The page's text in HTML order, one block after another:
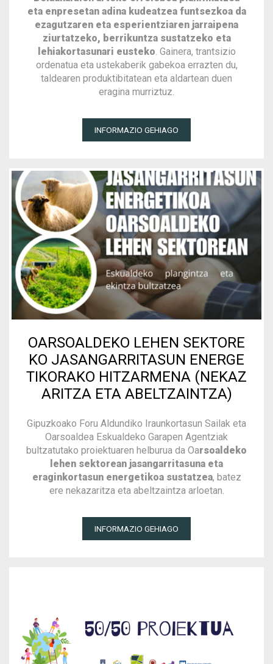
eta enpresetan adina kudeatzea funtsezkoa da
ezagutzaren eta esperientziaren jarraipena
ziurtatzeko, berrikuntza sustatzeko eta
lehiakortasunari eusteko. Gainera, trantsizio
ordenatua eta ustekaberik gabekoa errazten du,
taldearen produktibitatean eta aldartean duen
eragina murriztuz.
INFORMAZIO GEHIAGO
OARSOALDEKO LEHEN SEKTORE
KO JASANGARRITASUN ENERGE
TIKORAKO HITZARMENA (NEKAZ
ARITZA ETA ABELTZAINTZA)
Gipuzkoako Foru Aldundiko Iraunkortasun Sailak eta
Oarsoaldea Eskualdeko Garapen Agentziak
bultzatutako proiektuaren helburua da Oarsoaldeko
lehen sektorean jasangarritasuna eta
eraginkortasun energetikoa sustatzea, batez
ere nekazaritza eta abeltzaintza arloetan.
INFORMAZIO GEHIAGO